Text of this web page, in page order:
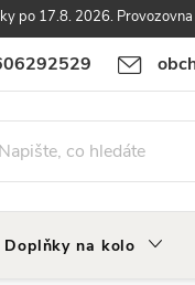
po 17.8. 2026.
ochrany osobních údajů
Doplňky na kolo